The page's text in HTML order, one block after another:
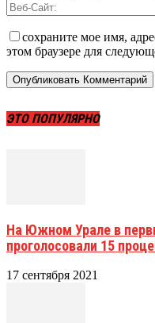
сохраните мое имя,
этом браузере для
ЭТО ПОПУЛЯРНО
На Южном Урале в
проголосовали 15
17 сентября 2021